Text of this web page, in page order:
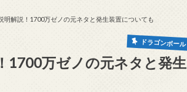
明解説！1700万ゼノの元ネタと発生装置についても
ドラゴンボール
1700万ゼノの元ネタと発生